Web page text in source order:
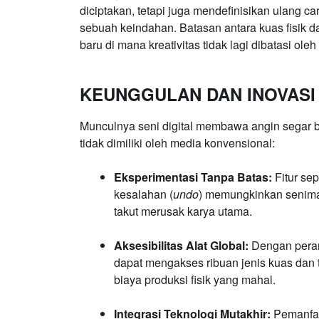
diciptakan, tetapi juga mendefinisikan ulang
sebuah keindahan. Batasan antara kuas fisik
baru di mana kreativitas tidak lagi dibatasi
KEUNGGULAN DAN
Munculnya seni digital membawa angin
tidak dimiliki oleh media konvensional:
Eksperimentasi Tanpa Batas: Fitur
kesalahan (undo) memungkinkan
takut merusak karya utama.
Aksesibilitas Alat Global: Dengan
dapat mengakses ribuan jenis kuas
biaya produksi fisik yang mahal.
Integrasi Teknologi Mutakhir: